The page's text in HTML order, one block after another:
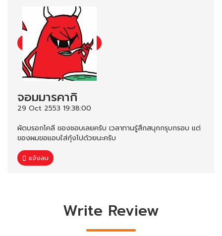
จอมมารคากิ
29 Oct 2553 19:38:00
ผัดบรอกโคลี ของชอบเลยครับ เวลาทานรู้สึกสนุกกรุบกรอบ แต่
ของผมขอแอบใส่กุ้งไปด้วยนะครับ
แจ้งลบ
Write Review